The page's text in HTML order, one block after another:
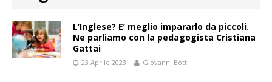
L’Inglese? E’ meglio impararlo da piccoli.
Ne parliamo con la pedagogista Cristiana
Gattai
23 Aprile 2023 Giovanni Botti